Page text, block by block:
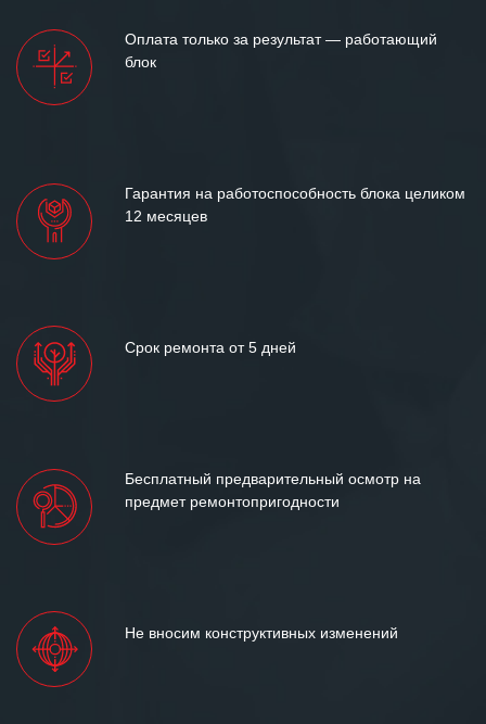
Оплата только за результат — работающий
блок
Гарантия на работоспособность блока целиком
12 месяцев
Срок ремонта от 5 дней
Бесплатный предварительный осмотр на
предмет ремонтопригодности
Не вносим конструктивных изменений